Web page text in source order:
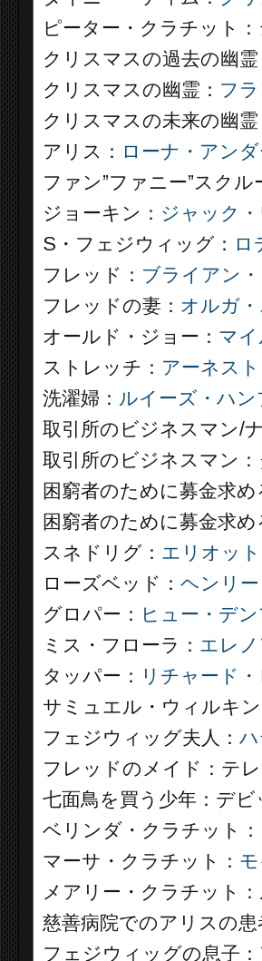
ピーター・クラチット
クリスマスの過去の幽霊
クリスマスの幽霊： フ
クリスマスの未来の幽
アリス： ローナ・アン
ファン”ファニー”スクル
ジョーキン： ジャック
S・フェジウィッグ： ロ
フレッド： ブライアン
フレッドの妻： オルガ
オールド・ジョー： マ
ストレッチ： アーネス
洗濯婦： ルイーズ・ハン
取引所のビジネスマン/
取引所のビジネスマン：
困窮者のために募金求め
困窮者のために募金求
スネドリグ： エリオッ
ローズベッド： ヘンリ
グロパー： ヒュー・デ
ミス・フローラ： エレ
タッパー： リチャード
サミュエル・ウィルキン
フェジウィッグ夫人：
フレッドのメイド：テ
七面鳥を買う少年：デ
ベリンダ・クラチット
マーサ・クラチット：
メアリー・クラチット
慈善病院でのアリスの患
フェジウィッグの息子：